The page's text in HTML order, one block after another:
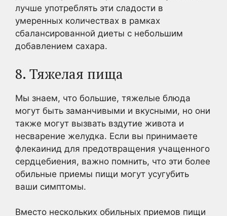
лучше употреблять эти сладости в
умеренных количествах в рамках
сбалансированной диеты с небольшим
добавлением сахара.
8. Тяжелая пища
Мы знаем, что большие, тяжелые блюда
могут быть заманчивыми и вкусными, но они
также могут вызвать вздутие живота и
несварение желудка. Если вы принимаете
флекаинид для предотвращения учащенного
сердцебиения, важно помнить, что эти более
обильные приемы пищи могут усугубить
ваши симптомы.
Вместо нескольких обильных приемов пищи